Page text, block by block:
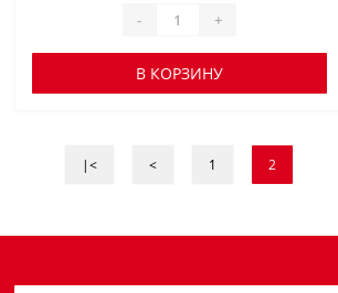
- +
В КОРЗИНУ
|< < 1 2